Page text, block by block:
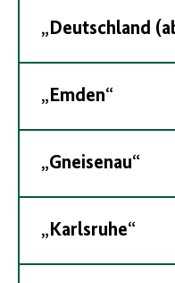
„Deutschland
„Emden“
„Gneisenau“
„Karlsruhe“